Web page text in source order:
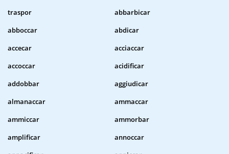
traspor
abbarbicar
abboccar
abdicar
accecar
acciaccar
accoccar
acidificar
addobbar
aggiudicar
almanaccar
ammaccar
ammiccar
ammorbar
amplificar
annoccar